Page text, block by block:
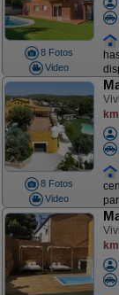
8 Fotos
Video
8 Fotos
Video
km
km